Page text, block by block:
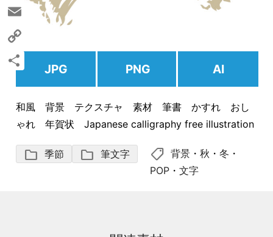
JPG PNG AI
和風 背景 テクスチャ 素材 筆書 かすれ おし
ゃれ 年賀状 Japanese calligraphy free illustration
folder 季節 folder 筆文字 shoppingmode 背景 ・秋 ・冬 ・
POP ・文字
Messenger
Email
Copy
有